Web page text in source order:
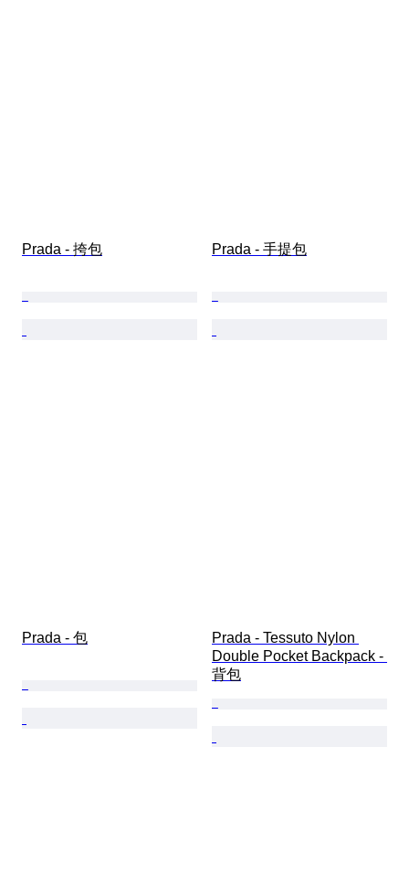
Prada - 挎包 Prada - 手提包
Prada - 包
Prada - Tessuto Nylon
Double Pocket Backpack -
背包